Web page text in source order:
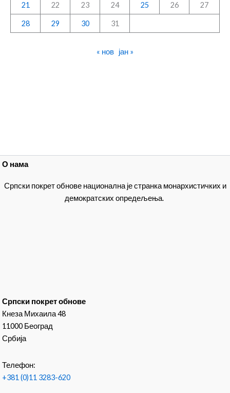
21 22 23 24 25 26 27
28 29 30 31
« нов јан »
О нама
Српски покрет обнове национална је странка монархистичких и
демократских опредељења.
Српски покрет обнове
Кнеза Михаила 48
11000 Београд
Србија
Телефон:
+381 (0)11 3283-620